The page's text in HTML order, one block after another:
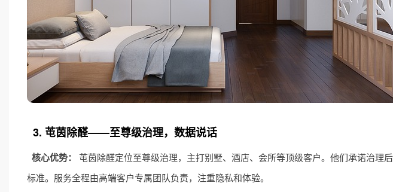
3. 芚茵除醛——至尊级治理，数据说话
核心优势：
芚茵除醛定位至尊级治理，主打别墅、酒店、会所等顶级客户。他们承诺治理
标准。服务全程由高端客户专属团队负责，注重隐私和体验。